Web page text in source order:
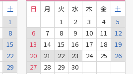
土
1
8
15
22
29
日 月 火 水 木 金
土
1
2 3 4
5
6
7 8 9 10 11
12
13
14 15 16 17 18
19
20
21 22 23 24 25
26
27
28 29 30